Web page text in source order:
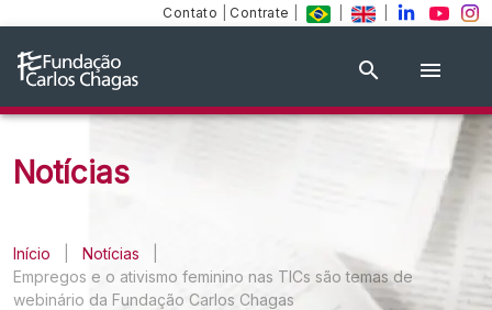
Contato Contrate
Notícias
Início Notícias
Empregos e o ativismo feminino nas TICs são temas de
webinário da Fundação Carlos Chagas